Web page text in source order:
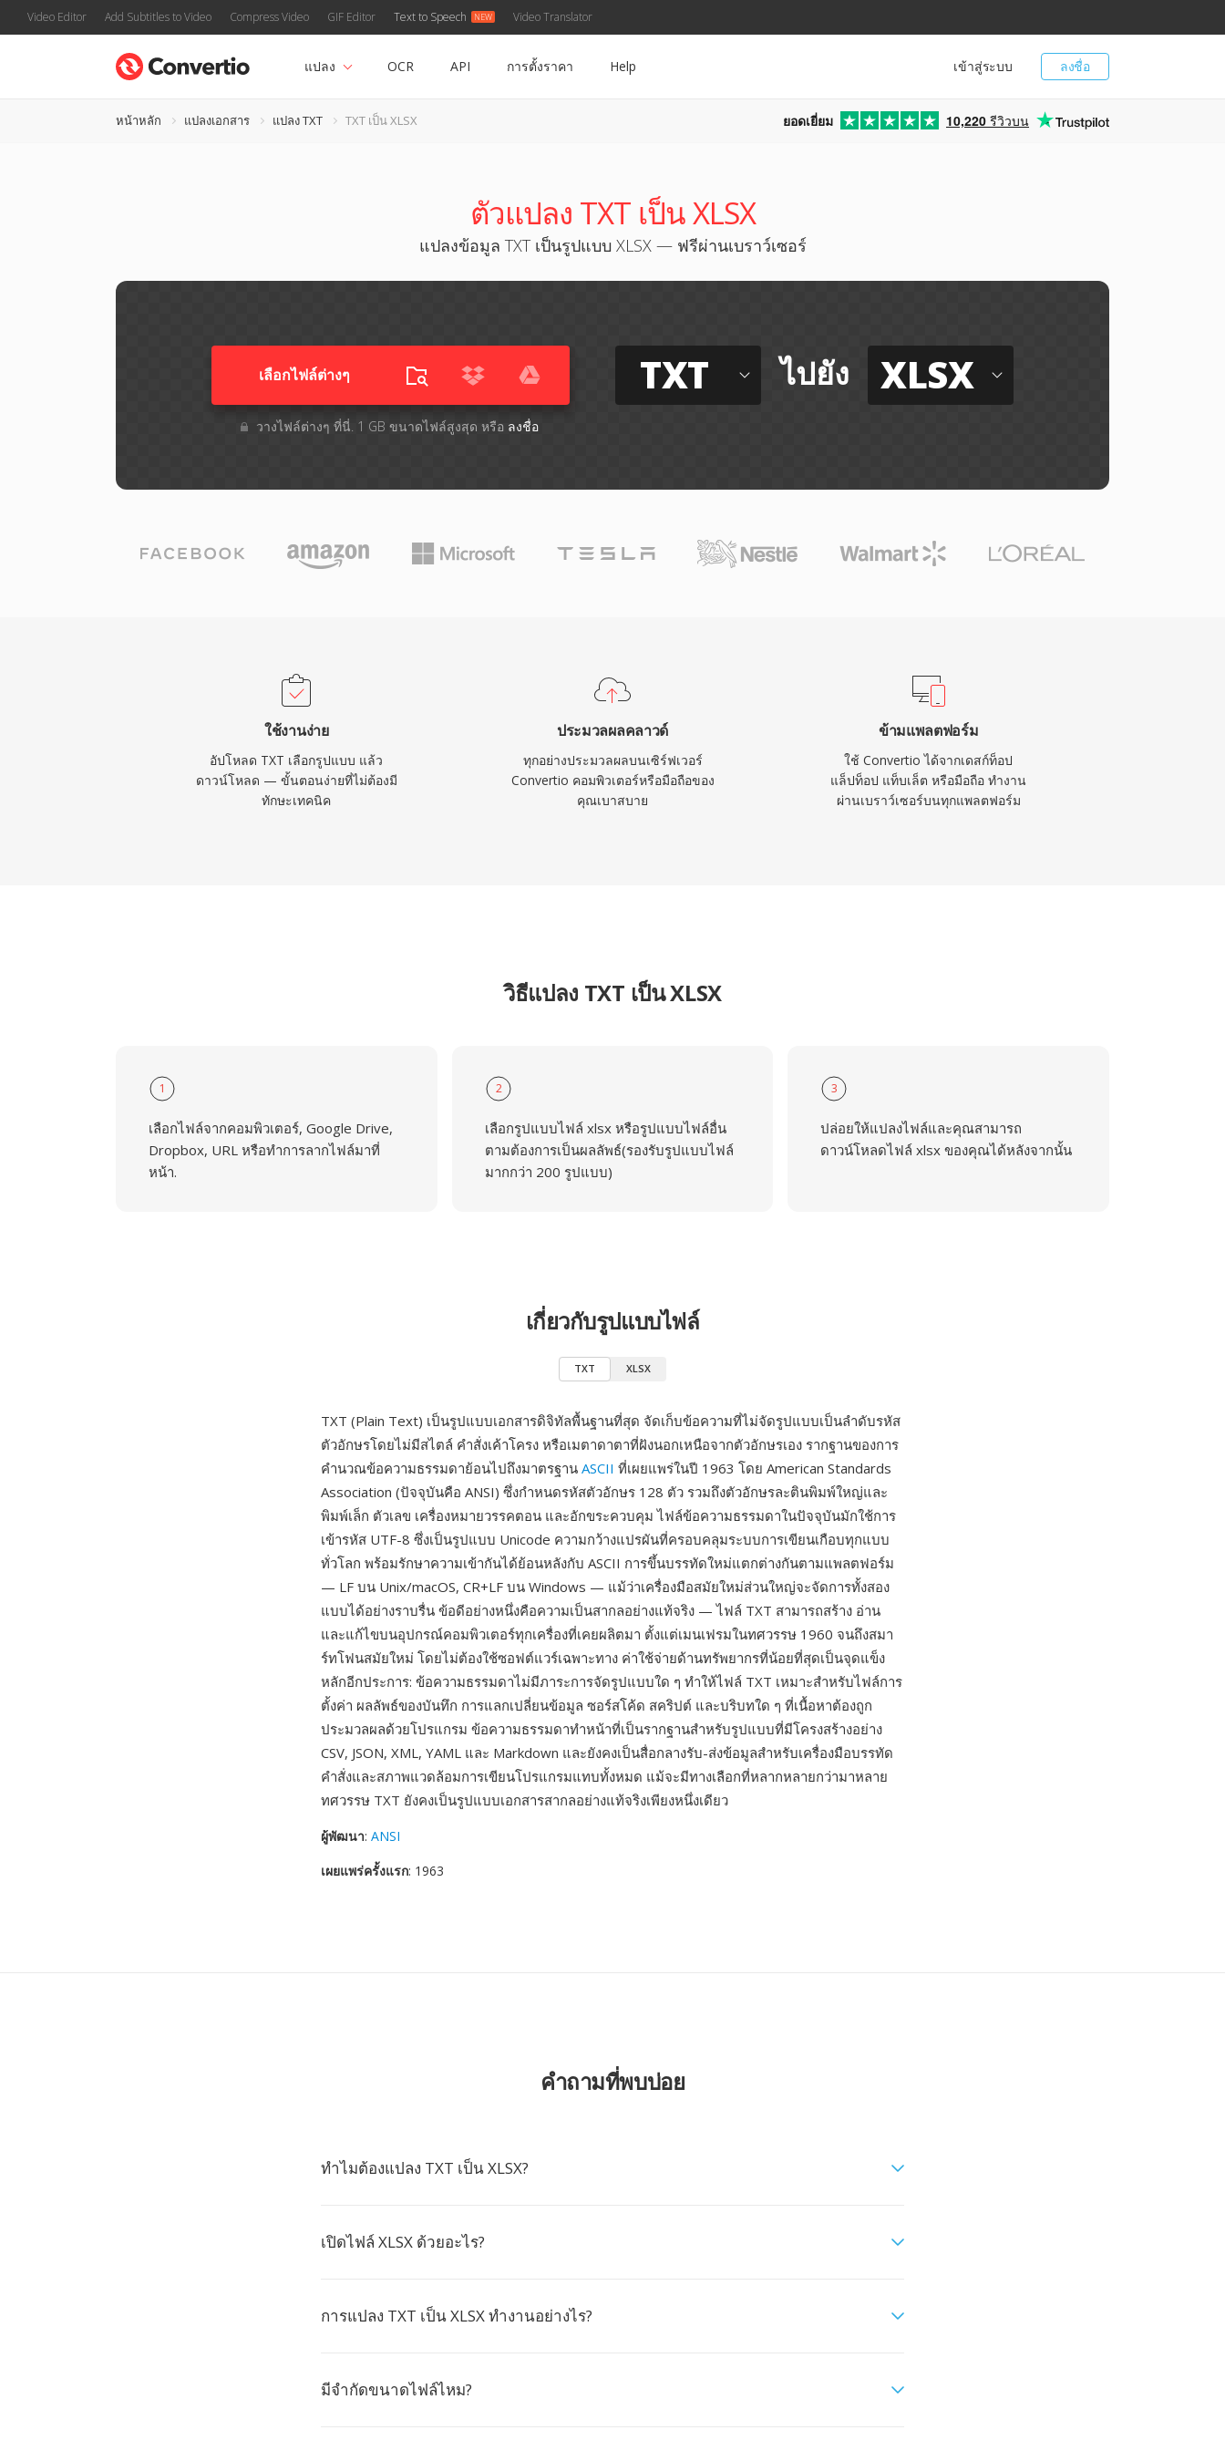
Video Editor Add Subtitles to Video Compress Video GIF Editor Text to Speech Video Translator
ลงชื่อ
เข้าสู่ระบบ
แปลง OCR API การตั้งราคา Help
หน้าหลัก แปลงเอกสาร แปลง TXT TXT เป็น XLSX ยอดเยี่ยม 10,220 รีวิวบน
ตัวแปลง TXT เป็น XLSX
แปลงข้อมูล TXT เป็นรูปแบบ XLSX — ฟรีผ่านเบราว์เซอร์
เลือกไฟล์ต่างๆ​
วางไฟล์ต่างๆ​ ที่นี่. 1 GB ขนาดไฟล์สูงสุด หรือ ลงชื่อ
TXT ไปยัง XLSX
ใช้งานง่าย
อัปโหลด TXT เลือกรูปแบบ แล้ว
ดาวน์โหลด — ขั้นตอนง่ายที่ไม่ต้องมี
ทักษะเทคนิค
ประมวลผลคลาวด์
ทุกอย่างประมวลผลบนเซิร์ฟเวอร์
Convertio คอมพิวเตอร์หรือมือถือของ
คุณเบาสบาย
ข้ามแพลตฟอร์ม
ใช้ Convertio ได้จากเดสก์ท็อป
แล็ปท็อป แท็บเล็ต หรือมือถือ ทำงาน
ผ่านเบราว์เซอร์บนทุกแพลตฟอร์ม
วิธีแปลง TXT เป็น XLSX
1
เลือกไฟล์จากคอมพิวเตอร์, Google Drive,
Dropbox, URL หรือทำการลากไฟล์มาที่
หน้า.
2
เลือกรูปแบบไฟล์ xlsx หรือรูปแบบไฟล์อื่น
ตามต้องการเป็นผลลัพธ์(รองรับรูปแบบไฟล์
มากกว่า 200 รูปแบบ)
3
ปล่อยให้แปลงไฟล์และคุณสามารถ
ดาวน์โหลดไฟล์ xlsx ของคุณได้หลังจากนั้น
เกี่ยวกับรูปแบบไฟล์
TXT XLSX
TXT (Plain Text) เป็นรูปแบบเอกสารดิจิทัลพื้นฐานที่สุด จัดเก็บข้อความที่ไม่จัดรูปแบบเป็นลำดับรหัส
ตัวอักษรโดยไม่มีสไตล์ คำสั่งเค้าโครง หรือเมตาดาตาที่ฝังนอกเหนือจากตัวอักษรเอง รากฐานของการ
คำนวณข้อความธรรมดาย้อนไปถึงมาตรฐาน ASCII ที่เผยแพร่ในปี 1963 โดย American Standards
Association (ปัจจุบันคือ ANSI) ซึ่งกำหนดรหัสตัวอักษร 128 ตัว รวมถึงตัวอักษรละตินพิมพ์ใหญ่และ
พิมพ์เล็ก ตัวเลข เครื่องหมายวรรคตอน และอักขระควบคุม ไฟล์ข้อความธรรมดาในปัจจุบันมักใช้การ
เข้ารหัส UTF-8 ซึ่งเป็นรูปแบบ Unicode ความกว้างแปรผันที่ครอบคลุมระบบการเขียนเกือบทุกแบบ
ทั่วโลก พร้อมรักษาความเข้ากันได้ย้อนหลังกับ ASCII การขึ้นบรรทัดใหม่แตกต่างกันตามแพลตฟอร์ม
— LF บน Unix/macOS, CR+LF บน Windows — แม้ว่าเครื่องมือสมัยใหม่ส่วนใหญ่จะจัดการทั้งสอง
แบบได้อย่างราบรื่น ข้อดีอย่างหนึ่งคือความเป็นสากลอย่างแท้จริง — ไฟล์ TXT สามารถสร้าง อ่าน
และแก้ไขบนอุปกรณ์คอมพิวเตอร์ทุกเครื่องที่เคยผลิตมา ตั้งแต่เมนเฟรมในทศวรรษ 1960 จนถึงสมา
ร์ทโฟนสมัยใหม่ โดยไม่ต้องใช้ซอฟต์แวร์เฉพาะทาง ค่าใช้จ่ายด้านทรัพยากรที่น้อยที่สุดเป็นจุดแข็ง
หลักอีกประการ: ข้อความธรรมดาไม่มีภาระการจัดรูปแบบใด ๆ ทำให้ไฟล์ TXT เหมาะสำหรับไฟล์การ
ตั้งค่า ผลลัพธ์ของบันทึก การแลกเปลี่ยนข้อมูล ซอร์สโค้ด สคริปต์ และบริบทใด ๆ ที่เนื้อหาต้องถูก
ประมวลผลด้วยโปรแกรม ข้อความธรรมดาทำหน้าที่เป็นรากฐานสำหรับรูปแบบที่มีโครงสร้างอย่าง
CSV, JSON, XML, YAML และ Markdown และยังคงเป็นสื่อกลางรับ-ส่งข้อมูลสำหรับเครื่องมือบรรทัด
คำสั่งและสภาพแวดล้อมการเขียนโปรแกรมแทบทั้งหมด แม้จะมีทางเลือกที่หลากหลายกว่ามาหลาย
ทศวรรษ TXT ยังคงเป็นรูปแบบเอกสารสากลอย่างแท้จริงเพียงหนึ่งเดียว
ผู้พัฒนา: ANSI
เผยแพร่ครั้งแรก: 1963
คำถามที่พบบ่อย
ทำไมต้องแปลง TXT เป็น XLSX?
เปิดไฟล์ XLSX ด้วยอะไร?
การแปลง TXT เป็น XLSX ทำงานอย่างไร?
มีจำกัดขนาดไฟล์ไหม?